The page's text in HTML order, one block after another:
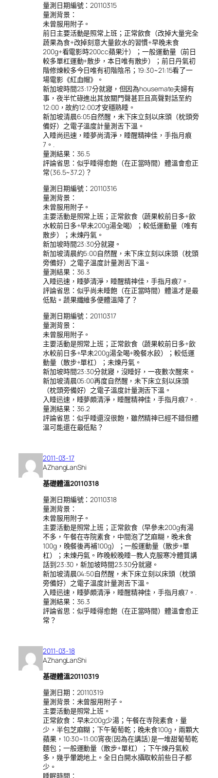
量測日期編號：20110315
量測背景：
未曾服用附子。
前日主要活動是照常上班；正常飲食（改掉大量完全
蔬果為食+改掉刻意大量飲水的習慣+早晚未食
200g+看電影時200cc蘋果汁）；一般運動量（前日
較多單杠運動+散步，本日唯有散步）；前日丹氣初
階修煉較多今日唯有初階陰吊；19:30~21:15看了一
場電影《紅血帽》。
新加坡時間23:17分就寢，但因為housemate夫婦有
事，夜半忙碌進出其放關門聲甚巨且高聲對話至約
12:00，故約12:00才安穩熟睡。
新加坡清晨6:05自然醒，未下床立刻以床頭（枕頭旁
備好）之電子溫度計量測舌下溫。
入睡尚迅速，睡夢尚清淨，睡醒精神佳，手指月痕
7。.
量測結果：36.5
評論省思：似乎睡得愈飽（在正當時間）體溫會愈正
常(36.5~37.2)？
量測日期編號：20110316
量測背景：
未曾服用附子。
主要活動是照常上班；正常飲食（蔬果較前日多+飲
水較前日多+早未200g湯全喝）；較低運動量（唯有
散步）；未煉丹氣。
新加坡時間23:30分就寢。
新加坡清晨約5:00自然醒，未下床立刻以床頭（枕頭
旁備好）之電子溫度計量測舌下溫。
量測結果：36.3
入睡迅速，睡夢清淨，睡醒精神佳，手指月痕7。.
評論省思：似乎尚未睡飽（在正當時間）體溫才是最
低點。蔬果纖維多便體溫降了？
量測日期編號：20110317
量測背景：
未曾服用附子。
主要活動是照常上班；正常飲食（蔬果較前日多+飲
水較前日多+早未200g湯全喝+晚餐水餃）；較低運
動量（散步+單杠）；未煉丹氣。
新加坡時間23:30分就寢，沒睡好，一夜數次醒來。
新加坡清晨05:00再度自然醒，未下床立刻以床頭
（枕頭旁備好）之電子溫度計量測舌下溫。
入睡迅速，睡夢頗清淨，睡醒精神佳，手指月痕7。.
量測結果：36.2
評論省思：似乎睡還沒很飽，雖然精神已經不錯但體
溫可能還在最低點？
2011-03-17
AZhangLanShi
基礎體溫20110318
量測日期編號：20110318
量測背景：
未曾服用附子。
主要活動是照常上班；正常飲食（早參未200g有湯
不多，午餐在寺院素食，中間泡了芝麻糊，晚未食
100g，晚餐後再補100g）；一般運動量（散步+單
杠）；未煉丹氣。昨晚較晚睡—教人克服寒冷體質講
話到23:30，新加坡時間23:30分就寢。
新加坡清晨04:50自然醒，未下床立刻以床頭（枕頭
旁備好）之電子溫度計量測舌下溫。
入睡迅速，睡夢頗清淨，睡醒精神佳，手指月痕7。.
量測結果：36.3
評論省思：似乎睡得愈飽（在正當時間）體溫會愈正
常？
2011-03-18
AZhangLanShi
基礎體溫20110319
量測日期：20110319
量測背景：未曾服用附子。
主要活動是照常上班。
正常飲食：早未200g少湯；午餐在寺院素食，量
少，半包芝麻糊；下午葡萄乾；晚未食100g，兩顆大
蘋果，10:30~11:00宵夜(因為在講話)是一堆甜葡萄乾
麵包；一般運動量（散步+單杠）；下午煉丹氣較
多，幾乎暈跪地上。全日白開水攝取較前些日子都
少。
睡眠時間：